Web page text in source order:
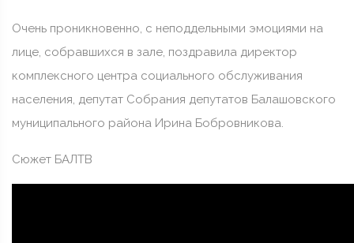
Очень проникновенно, с неподдельными эмоциями на
лице, собравшихся в зале, поздравила директор
комплексного центра социального обслуживания
населения, депутат Собрания депутатов Балашовского
муниципального района Ирина Бобровникова.
Сюжет БАЛТВ